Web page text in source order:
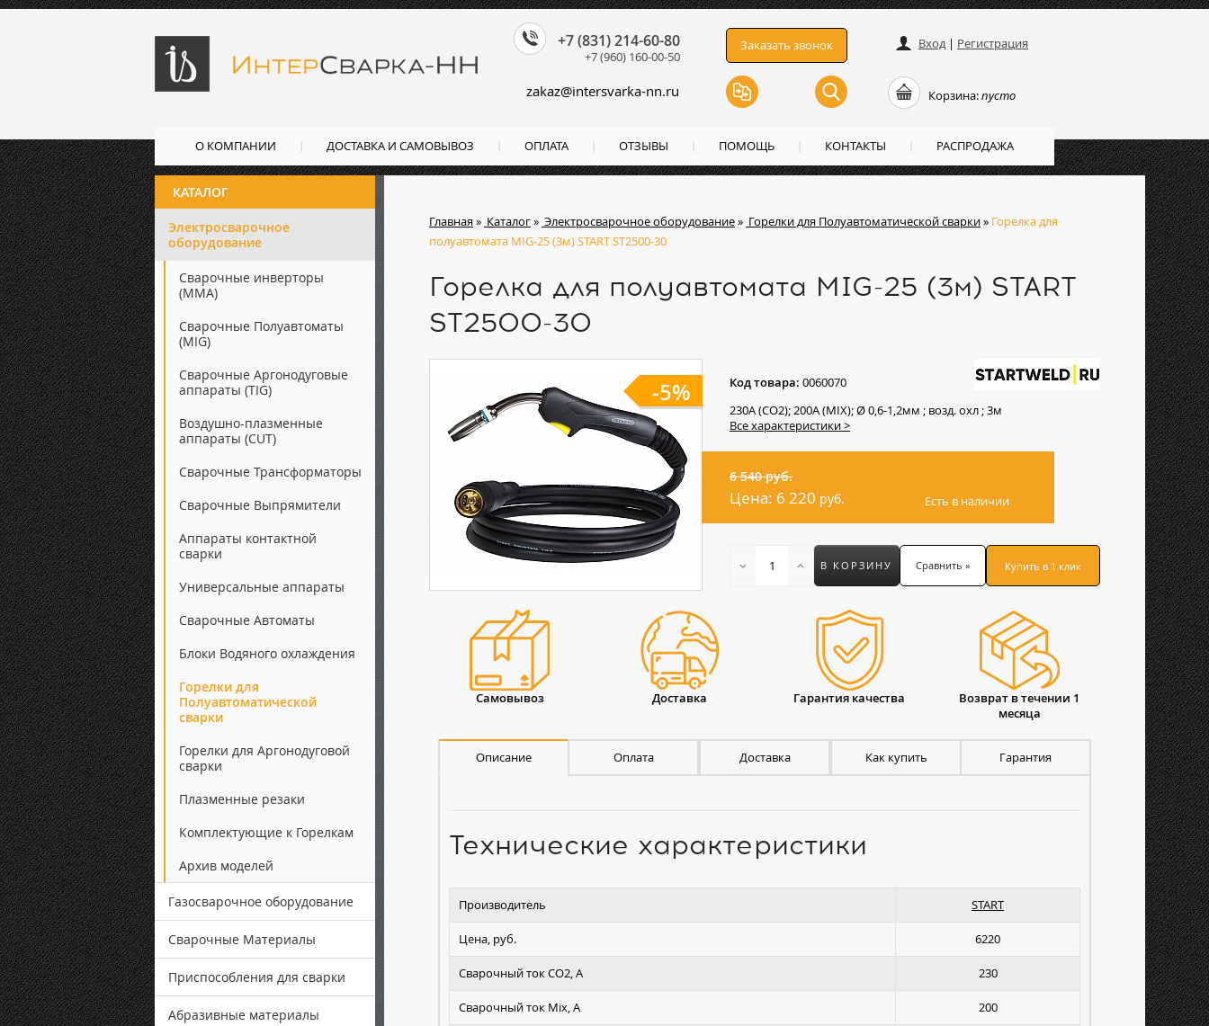
Главная» Каталог» Электросварочное оборудование» Горелки для Полуавтоматической сварки» Горелка для
полуавтомата MIG-25 (3м) START ST2500-30
Горелка для полуавтомата MIG-25 (3м) START
ST2500-30
-5% Код товара: 0060070
230А (CO2); 200А (MIX); Ø 0,6-1,2мм ; возд. охл ; 3м
Все характеристики >
6 540 руб.
Цена: 6 220 руб. Есть в наличии
В КОРЗИНУ Сравнить » Купить в 1 клик
Самовывоз Доставка Гарантия качества
Возврат в течении 1
месяца
Описание Оплата Доставка Как купить Гарантия
Технические характеристики
Производитель START
Цена, руб. 6220
Сварочный ток СО2, А 230
Сварочный ток Mix, А 200
КАТАЛОГ
Электросварочное
оборудование
Сварочные инверторы
(ММА)
Сварочные Полуавтоматы
(MIG)
Сварочные Аргонодуговые
аппараты (TIG)
Воздушно-плазменные
аппараты (CUT)
Сварочные Трансформаторы
Сварочные Выпрямители
Аппараты контактной
сварки
Универсальные аппараты
Сварочные Автоматы
Блоки Водяного охлаждения
Горелки для
Полуавтоматической
сварки
Горелки для Аргонодуговой
сварки
Плазменные резаки
Комплектующие к Горелкам
Архив моделей
Газосварочное оборудование
Сварочные Материалы
Приспособления для сварки
Абразивные материалы
Вход| Регистрация
Корзина:пусто
Заказать звонок
zakaz@intersvarka-nn.ru
+7 (831) 214-60-80
+7 (960) 160-00-50
О КОМПАНИИ ДОСТАВКА И САМОВЫВОЗ ОПЛАТА ОТЗЫВЫ ПОМОЩЬ КОНТАКТЫ РАСПРОДАЖА